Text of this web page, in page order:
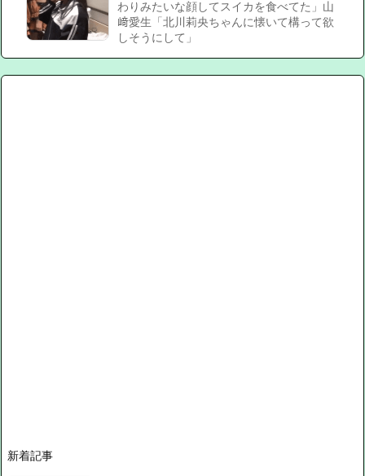
わりみたいな顔してスイカを食べてた」山
﨑愛生「北川莉央ちゃんに懐いて構って欲
しそうにして」
新着記事